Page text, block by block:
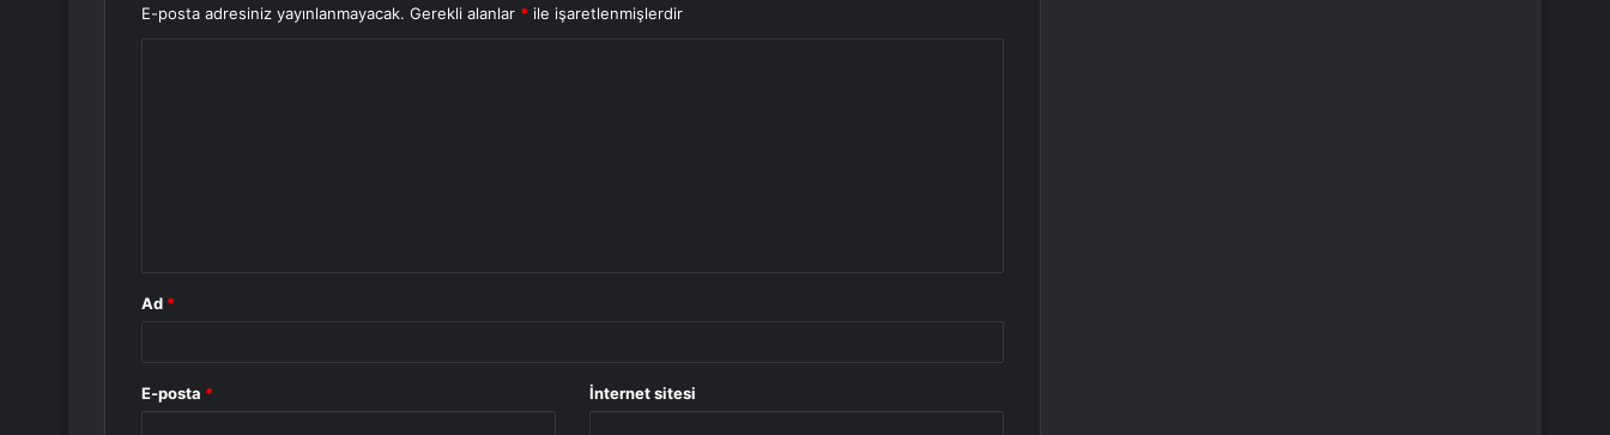
E-posta adresiniz yayınlanmayacak. Gerekli alanlar * ile işaretlenmişlerdir
Ad *
E-posta * İnternet sitesi